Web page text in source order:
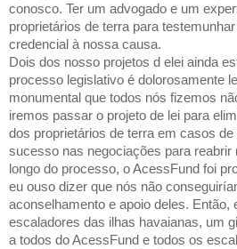
conosco. Ter um advogado e um
proprietários de terra para
credencial à nossa causa.
Dois dos nosso projetos d elei ainda
processo legislativo é dolorosamente
monumental que todos nós fizemos
iremos passar o projeto de lei para
dos proprietários de terra em casos
sucesso nas negociações para reabrir
longo do processo, o AcessFund foi
eu ouso dizer que nós não
aconselhamento e apoio deles. Então,
escaladores das ilhas havaianas, um
a todos do AcessFund e todos os